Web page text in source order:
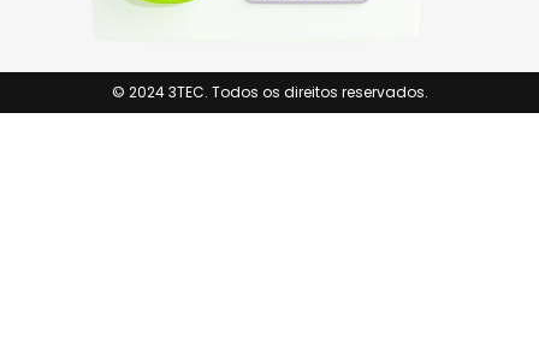
© 2024 3TEC. Todos os direitos reservados.